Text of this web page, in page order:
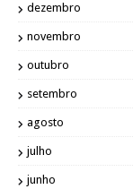
dezembro
novembro
outubro
setembro
agosto
julho
junho